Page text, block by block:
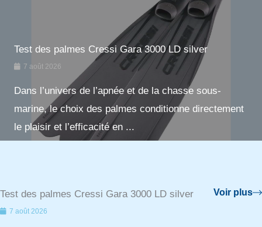
Test des palmes Cressi Gara 3000 LD silver
7 août 2026
Dans l’univers de l’apnée et de la chasse sous-
marine, le choix des palmes conditionne directement
le plaisir et l’efficacité en ...
Test des palmes Cressi Gara 3000 LD silver
7 août 2026
Voir plus